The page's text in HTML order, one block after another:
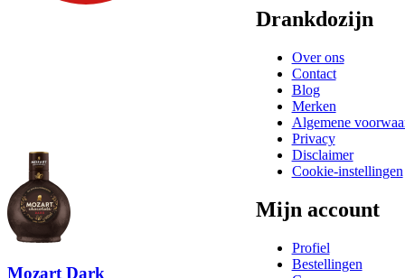
Mozart Dark
Drankdozijn
Over ons
Contact
Blog
Merken
Algemene
Privacy
Disclaimer
Cookie-instellingen
Mijn account
Profiel
Bestellingen